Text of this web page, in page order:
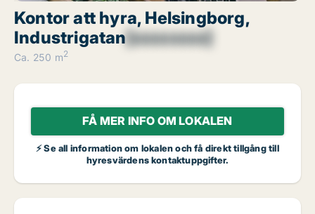
Kontor att hyra, Helsingborg,
Industrigatan[xxxxxxxx]
Ca. 250 m2
FÅ MER INFO OM LOKALEN
⚡ Se all information om lokalen och få direkt tillgång till
hyresvärdens kontaktuppgifter.